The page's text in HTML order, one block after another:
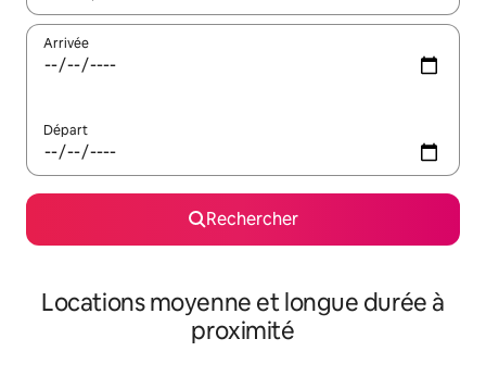
Arrivée
Départ
Rechercher
Locations moyenne et longue durée à
proximité